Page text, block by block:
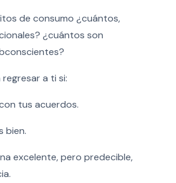
de consumo ¿cuántos,
¿cuántos son
a ti si:
tus acuerdos.
bien.
excelente, pero predecible,